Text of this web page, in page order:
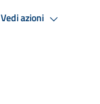
Vedi azioni